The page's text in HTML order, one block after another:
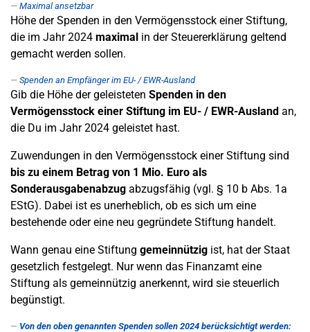
Maximal ansetzbar
Höhe der Spenden in den Vermögensstock einer Stiftung,
die im Jahr 2024 maximal in der Steuererklärung geltend
gemacht werden sollen.
Spenden an Empfänger im EU- / EWR-Ausland
Gib die Höhe der geleisteten Spenden in den
Vermögensstock einer Stiftung im EU- / EWR-Ausland an,
die Du im Jahr 2024 geleistet hast.
Zuwendungen in den Vermögensstock einer Stiftung sind
bis zu einem Betrag von 1 Mio. Euro als
Sonderausgabenabzug abzugsfähig (vgl. § 10 b Abs. 1a
EStG). Dabei ist es unerheblich, ob es sich um eine
bestehende oder eine neu gegründete Stiftung handelt.
Wann genau eine Stiftung gemeinnützig ist, hat der Staat
gesetzlich festgelegt. Nur wenn das Finanzamt eine
Stiftung als gemeinnützig anerkennt, wird sie steuerlich
begünstigt.
Von den oben genannten Spenden sollen 2024 berücksichtigt werden: